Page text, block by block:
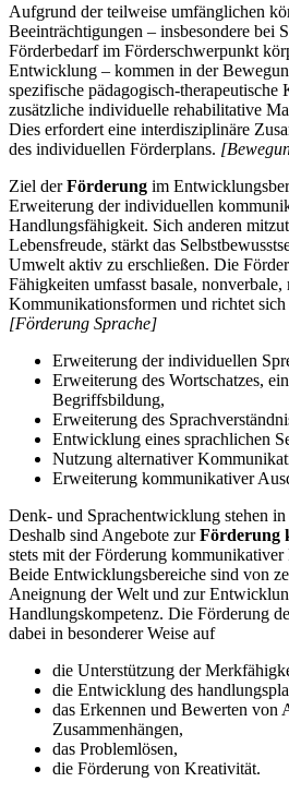
Aufgrund der teilweise umfänglichen
Beeinträchtigungen – insbesondere bei
Förderbedarf im Förderschwerpunkt
Entwicklung – kommen in der
spezifische pädagogisch-therapeutische
zusätzliche individuelle rehabilitative
Dies erfordert eine interdisziplinäre
des individuellen Förderplans.
Ziel derFörderung im
Erweiterung der individuellen
Handlungsfähigkeit. Sich anderen
Lebensfreude, stärkt das
Umwelt aktiv zu erschließen. Die
Fähigkeiten umfasst basale,
Kommunikationsformen und richtet
[Förderung Sprache]
Erweiterung der individuellen
Erweiterung des Wortschatzes,
Begriffsbildung,
Erweiterung des
Entwicklung eines sprachlichen
Nutzung alternativer
Erweiterung kommunikativer
Denk- und Sprachentwicklung stehen
Deshalb sind Angebote zurFörderung
stets mit der Förderung
Beide Entwicklungsbereiche sind von
Aneignung der Welt und zur
Handlungskompetenz. Die Förderung
dabei in besonderer Weise auf
die Unterstützung der
die Entwicklung des
das Erkennen und Bewerten von
Zusammenhängen,
das Problemlösen,
die Förderung von Kreativität.